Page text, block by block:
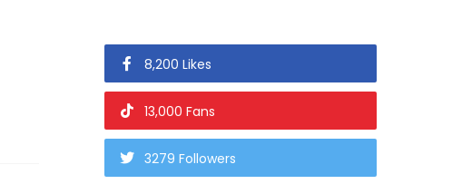
8,200 Likes
13,000 Fans
3279 Followers